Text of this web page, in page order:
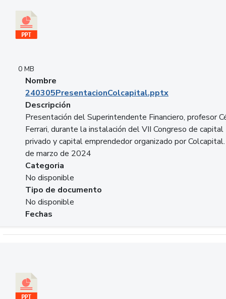
0 MB
Nombre
240305PresentacionColcapital.pptx
Descripción
Presentación del Superintendente Financiero, profesor
Ferrari, durante la instalación del VII Congreso de capital
privado y capital emprendedor organizado por
de marzo de 2024
Categoria
No disponible
Tipo de documento
No disponible
Fechas